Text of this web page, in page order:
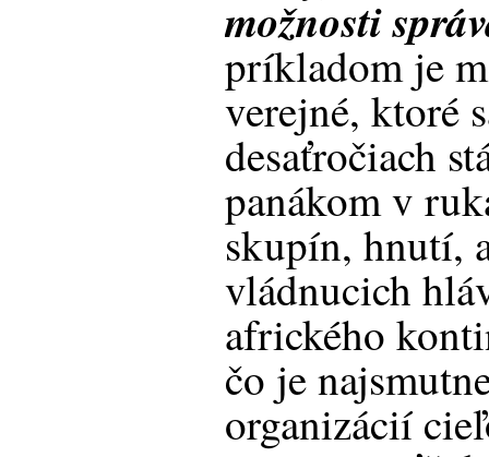
možnosti
príkladom je
verejné, ktoré
desaťročiach
panákom v
skupín, hnutí,
vládnucich
afrického
čo je
organizácií